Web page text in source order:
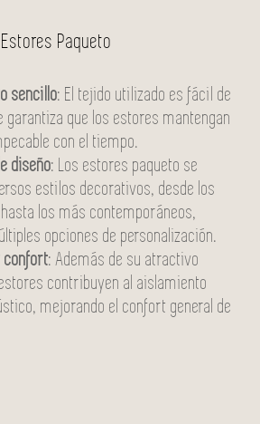
Paqueto
sencillo: El tejido utilizado es fácil de
garantiza que los estores mantengan
con el tiempo.
diseño: Los estores paqueto se
estilos decorativos, desde los
los más contemporáneos,
opciones de personalización.
confort: Además de su atractivo
contribuyen al aislamiento
mejorando el confort general de